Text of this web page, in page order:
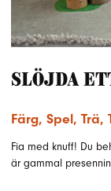
Slöjda
Färg, Spel, Trä,
Fia med knuff! Du
är gammal